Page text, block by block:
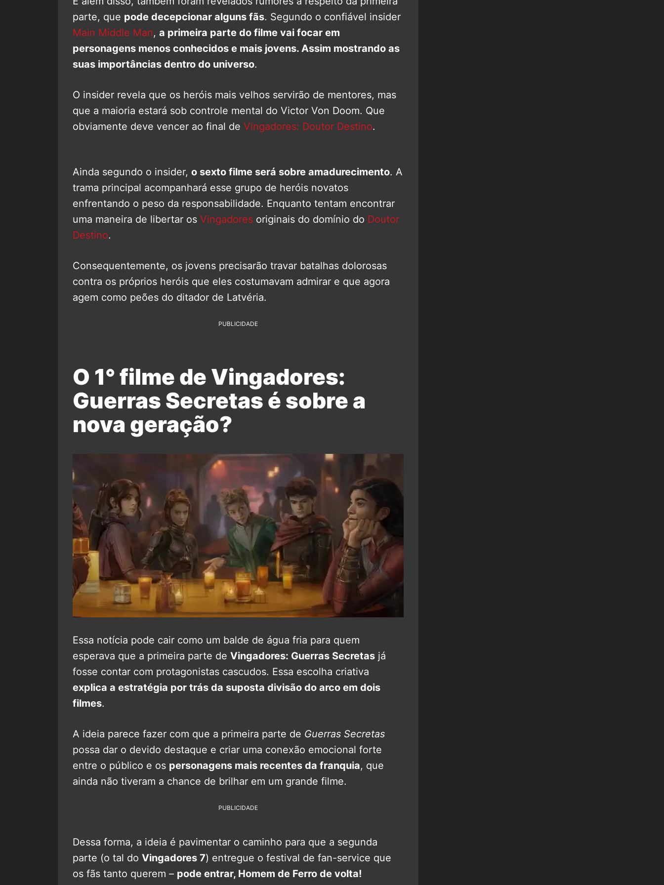
parte, que pode decepcionar alguns fãs. Segundo o confiável insider
Main Middle Man, a primeira parte do filme vai focar em
personagens menos conhecidos e mais jovens. Assim mostrando as
suas importâncias dentro do universo.
O insider revela que os heróis mais velhos servirão de mentores, mas
que a maioria estará sob controle mental do Victor Von Doom. Que
obviamente deve vencer ao final de Vingadores: Doutor Destino.
Ainda segundo o insider, o sexto filme será sobre amadurecimento. A
trama principal acompanhará esse grupo de heróis novatos
enfrentando o peso da responsabilidade. Enquanto tentam encontrar
uma maneira de libertar os Vingadores originais do domínio do Doutor
Destino.
Consequentemente, os jovens precisarão travar batalhas dolorosas
contra os próprios heróis que eles costumavam admirar e que agora
agem como peões do ditador de Latvéria.
PUBLICIDADE
O 1° filme de Vingadores:
Guerras Secretas é sobre a
nova geração?
Essa notícia pode cair como um balde de água fria para quem
esperava que a primeira parte de Vingadores: Guerras Secretas já
fosse contar com protagonistas cascudos. Essa escolha criativa
explica a estratégia por trás da suposta divisão do arco em dois
filmes.
A ideia parece fazer com que a primeira parte de Guerras Secretas
possa dar o devido destaque e criar uma conexão emocional forte
entre o público e os personagens mais recentes da franquia, que
ainda não tiveram a chance de brilhar em um grande filme.
PUBLICIDADE
Dessa forma, a ideia é pavimentar o caminho para que a segunda
parte (o tal do Vingadores 7) entregue o festival de fan-service que
os fãs tanto querem – pode entrar, Homem de Ferro de volta!